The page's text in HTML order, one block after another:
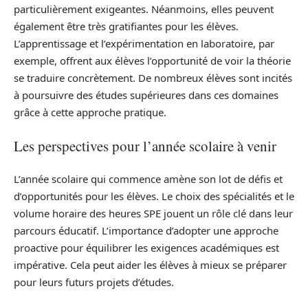
particulièrement exigeantes. Néanmoins, elles peuvent
également être très gratifiantes pour les élèves.
L’apprentissage et l’expérimentation en laboratoire, par
exemple, offrent aux élèves l’opportunité de voir la théorie
se traduire concrètement. De nombreux élèves sont incités
à poursuivre des études supérieures dans ces domaines
grâce à cette approche pratique.
Les perspectives pour l’année scolaire à venir
L’année scolaire qui commence amène son lot de défis et
d’opportunités pour les élèves. Le choix des spécialités et le
volume horaire des heures SPE jouent un rôle clé dans leur
parcours éducatif. L’importance d’adopter une approche
proactive pour équilibrer les exigences académiques est
impérative. Cela peut aider les élèves à mieux se préparer
pour leurs futurs projets d’études.